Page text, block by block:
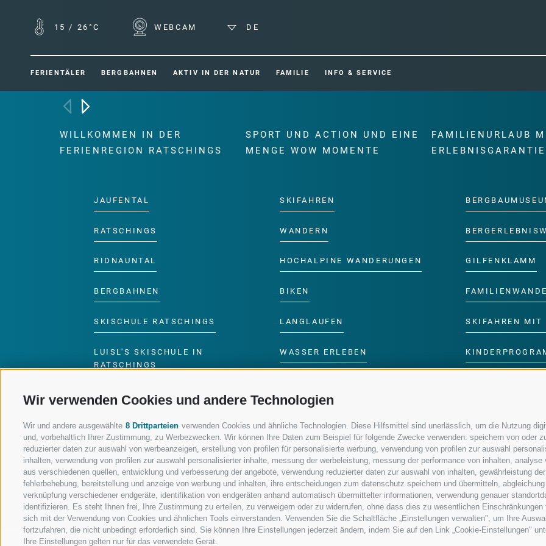
Wir verwenden Cookies und andere Technologien
Wir und andere ausgewählte 8 Drittparteien verwenden Cookies und ähnliche Technologien. Diese Hilfsmittel sind unerlässlich, um die Nutzung
und, vorbehaltlich Ihrer Zustimmung, zu Werbezwecken. Wir können Ihre Daten zum Beispiel für folgende Zwecke verwenden: speichern von oder
reduzierter daten zur auswahl von werbeanzeigen, erstellung von profilen für personalisierte werbung, verwendung von profilen zur auswahl
inhalten, verwendung von profilen zur auswahl personalisierter inhalte, messung der werbeleistung, messung der performance von inhalten,
aus verschiedenen quellen, entwicklung und verbesserung der angebote, verwendung reduzierter daten zur auswahl von inhalten, gewährleistung
fehlerbehebung, bereitstellung und anzeige von werbung und inhalten, ihre entscheidungen zum datenschutz speichern und übermitteln,
verknüpfung verschiedener endgeräte, identifikation von endgeräten anhand automatisch übermittelter informationen, verwendung genauer
identifizieren. Es steht Ihnen frei, Ihre Zustimmung zu erteilen, zu verweigern oder zu widerrufen, ohne dass dies zu wesentlichen
sich mit der Verwendung von Cookies und ähnlichen Tools einverstanden. Verwenden Sie die Schaltfläche „Einstellungen verwalten", um Ihre
fortzufahren, die nicht unbedingt erforderlich sind. Sie können Ihre Einstellungen jederzeit ändern, indem Sie auf den Link „Cookie-Einstellungen"
Ihre Einstellungen gelten nur für das verwendete Gerät.
15 / 26°C WEBCAM DE
FERIENTÄLER BERGBAHNEN AKTIV IN DER NATUR FAMILIE INFO & SERVICE
WILLKOMMEN IN DER
FERIENREGION RATSCHINGS
JAUFENTAL
RATSCHINGS
RIDNAUNTAL
BERGBAHNEN
SKISCHULE RATSCHINGS
LUISL'S SKISCHULE IN
RATSCHINGS
SPORT UND ACTION UND EINE
MENGE WOW MOMENTE
SKIFAHREN
WANDERN
HOCHALPINE WANDERUNGEN
BIKEN
LANGLAUFEN
WASSER ERLEBEN
FAMILIENURLAUB
ERLEBNISGARANTIE
GILFENKLAMM
SKIFAHREN MIT
FOLGE UNS AUF SOCIAL MEDIA